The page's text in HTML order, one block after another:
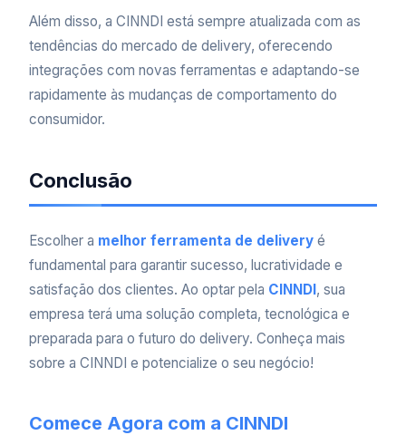
Além disso, a CINNDI está sempre atualizada com as
tendências do mercado de delivery, oferecendo
integrações com novas ferramentas e adaptando-se
rapidamente às mudanças de comportamento do
consumidor.
Conclusão
Escolher a melhor ferramenta de delivery é
fundamental para garantir sucesso, lucratividade e
satisfação dos clientes. Ao optar pela CINNDI, sua
empresa terá uma solução completa, tecnológica e
preparada para o futuro do delivery. Conheça mais
sobre a CINNDI e potencialize o seu negócio!
Comece Agora com a CINNDI